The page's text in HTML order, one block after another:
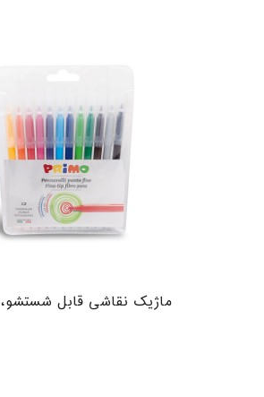
ماژیک نقاشی قابل شستشو، 12رنگ